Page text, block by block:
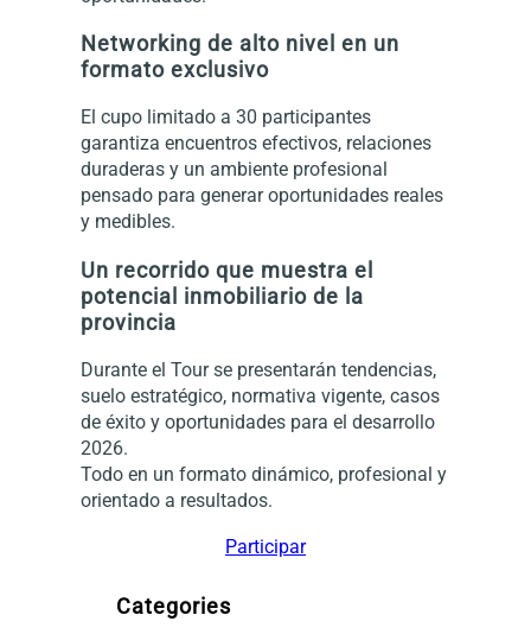
Networking de alto nivel en un
formato exclusivo
El cupo limitado a 30 participantes
garantiza encuentros efectivos, relaciones
duraderas y un ambiente profesional
pensado para generar oportunidades reales
y medibles.
Un recorrido que muestra el
potencial inmobiliario de la
provincia
Durante el Tour se presentarán tendencias,
suelo estratégico, normativa vigente, casos
de éxito y oportunidades para el desarrollo
2026.
Todo en un formato dinámico, profesional y
orientado a resultados.
Participar
Categories